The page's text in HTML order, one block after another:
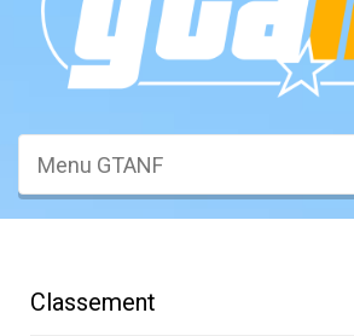
Menu GTANF
Classement